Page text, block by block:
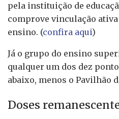
pela instituição de
comprove vinculação
ensino. (confira aqui)
Já o grupo do ensino
qualquer um dos dez
abaixo, menos o Pavilhão
Doses